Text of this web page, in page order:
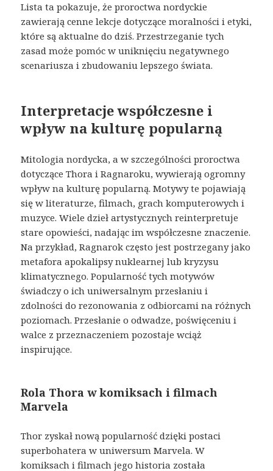
Lista ta pokazuje, że proroctwa nordyckie
zawierają cenne lekcje dotyczące moralności i etyki,
które są aktualne do dziś. Przestrzeganie tych
zasad może pomóc w uniknięciu negatywnego
scenariusza i zbudowaniu lepszego świata.
Interpretacje współczesne i
wpływ na kulturę popularną
Mitologia nordycka, a w szczególności proroctwa
dotyczące Thora i Ragnaroku, wywierają ogromny
wpływ na kulturę popularną. Motywy te pojawiają
się w literaturze, filmach, grach komputerowych i
muzyce. Wiele dzieł artystycznych reinterpretuje
stare opowieści, nadając im współczesne znaczenie.
Na przykład, Ragnarok często jest postrzegany jako
metafora apokalipsy nuklearnej lub kryzysu
klimatycznego. Popularność tych motywów
świadczy o ich uniwersalnym przesłaniu i
zdolności do rezonowania z odbiorcami na różnych
poziomach. Przesłanie o odwadze, poświęceniu i
walce z przeznaczeniem pozostaje wciąż
inspirujące.
Rola Thora w komiksach i filmach
Marvela
Thor zyskał nową popularność dzięki postaci
superbohatera w uniwersum Marvela. W
komiksach i filmach jego historia została